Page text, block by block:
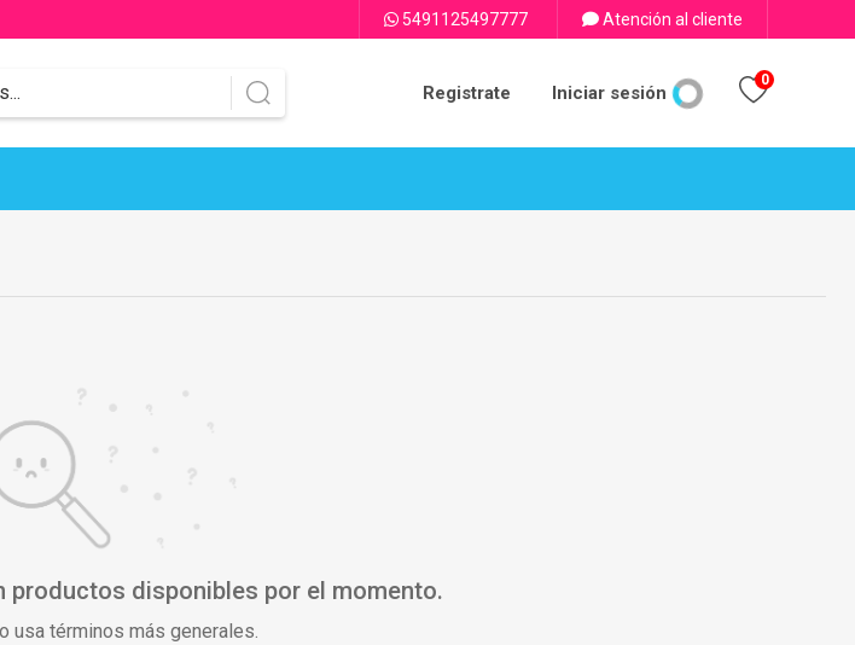
5491125497777 Atención al cliente
Registrate Iniciar sesión
0
productos disponibles por el momento.
usa términos más generales.